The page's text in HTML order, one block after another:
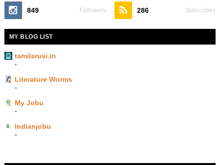
849 Followers 286 Subscribes
MY BLOG LIST
tamilaruvi.in
-
Literature Worms
-
My Jobu
-
Indianjobu
-